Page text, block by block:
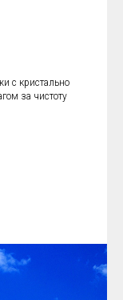
с кристально
за чистоту